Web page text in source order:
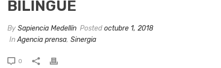
BILINGÜE
By Sapiencia Medellín Postedoctubre 1, 2018
InAgencia prensa, Sinergia
0